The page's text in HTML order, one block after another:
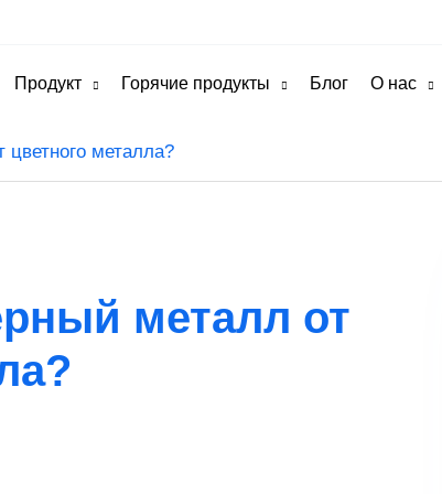
Продукт Горячие продукты Блог О нас
цветного металла?
металл от